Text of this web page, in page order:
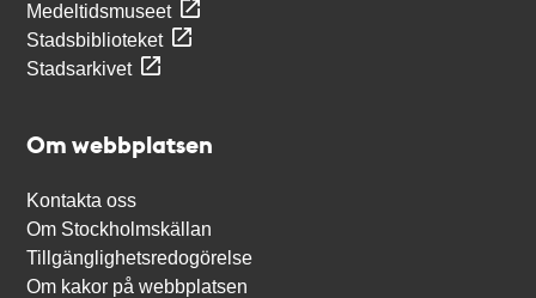
Medeltidsmuseet
Stadsbiblioteket
Stadsarkivet
Om webbplatsen
Kontakta oss
Om Stockholmskällan
Tillgänglighetsredogörelse
Om kakor på webbplatsen